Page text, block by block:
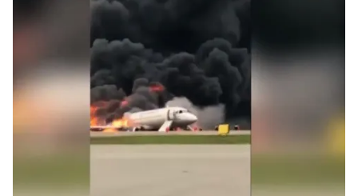
Y tế
Thế giới
Tin tức
Thế giới đó đây
Kinh tế